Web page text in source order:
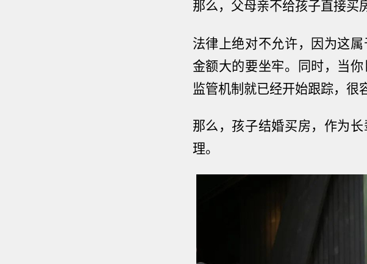
那么，父母亲不给孩子直接买
法律上绝对不允许，因为这
金额大的要坐牢。同时，当
监管机制就已经开始跟踪，很
那么，孩子结婚买房，作为
理。